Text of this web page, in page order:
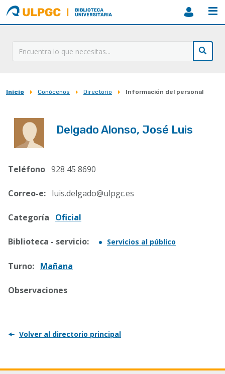
ULPGC
Biblioteca
ULPGC
Sobrescribir
ayuda
navegación
Inicio Conócenos Directorio Información del personal
Delgado Alonso, José Luis
Teléfono 928 45 8690
Correo-e: luis.delgado@ulpgc.es
Categoría Oficial
Biblioteca - servicio: Servicios al público
Turno: Mañana
Observaciones
Volver al directorio principal